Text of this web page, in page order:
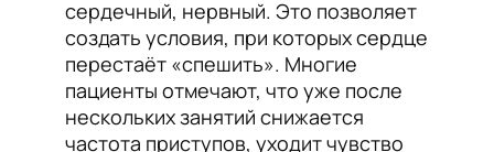
сердечный, нервный. Это позволяет
создать условия, при которых сердце
перестаёт «спешить». Многие
пациенты отмечают, что уже после
нескольких занятий снижается
частота приступов, уходит чувство